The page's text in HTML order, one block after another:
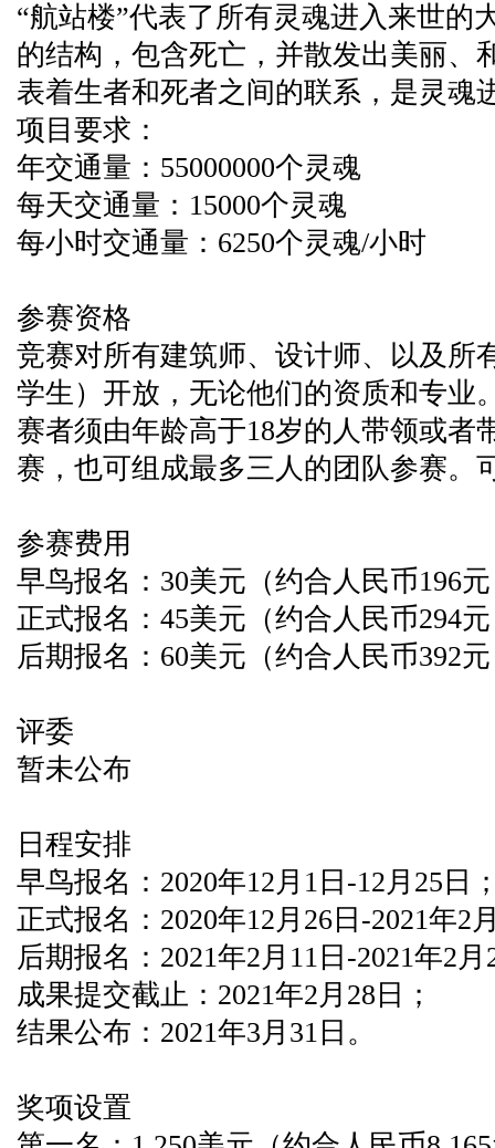
“航站楼”代表了所有灵魂进入来世的
的结构，包含死亡，并散发出美丽、
表着生者和死者之间的联系，是灵魂
项目要求：
年交通量：55000000个灵魂
每天交通量：15000个灵魂
每小时交通量：6250个灵魂/小时
参赛资格
竞赛对所有建筑师、设计师、以及所
学生）开放，无论他们的资质和专业
赛者须由年龄高于18岁的人带领或者
赛，也可组成最多三人的团队参赛。
参赛费用
早鸟报名：30美元（约合人民币196
正式报名：45美元（约合人民币294
后期报名：60美元（约合人民币392
评委
暂未公布
日程安排
早鸟报名：2020年12月1日-12月25日
正式报名：2020年12月26日-2021年2
后期报名：2021年2月11日-2021年2月
成果提交截止：2021年2月28日；
结果公布：2021年3月31日。
奖项设置